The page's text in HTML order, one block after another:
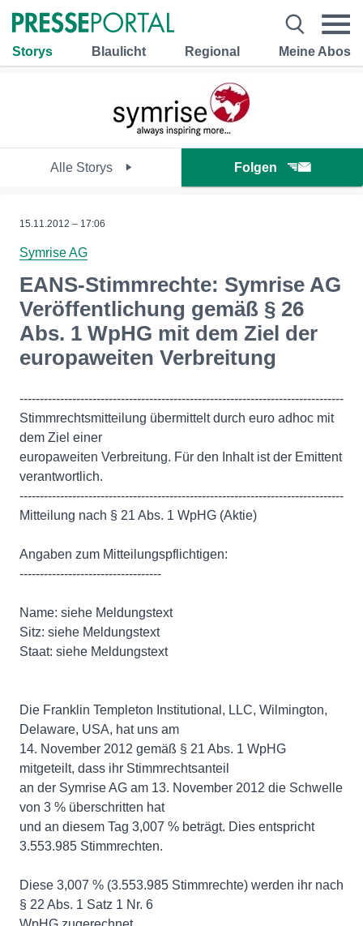
Storys Blaulicht Regional Meine Abos
Alle Storys Folgen
15.11.2012 – 17:06
Symrise AG
EANS-Stimmrechte: Symrise AG
Veröffentlichung gemäß § 26
Abs. 1 WpHG mit dem Ziel der
europaweiten Verbreitung
--------------------------------------------------------------------------------
Stimmrechtsmitteilung übermittelt durch euro adhoc mit
dem Ziel einer
europaweiten Verbreitung. Für den Inhalt ist der Emittent
verantwortlich.
--------------------------------------------------------------------------------
Mitteilung nach § 21 Abs. 1 WpHG (Aktie)
Angaben zum Mitteilungspflichtigen:
-----------------------------------
Name: siehe Meldungstext
Sitz: siehe Meldungstext
Staat: siehe Meldungstext
Die Franklin Templeton Institutional, LLC, Wilmington,
Delaware, USA, hat uns am
14. November 2012 gemäß § 21 Abs. 1 WpHG
mitgeteilt, dass ihr Stimmrechtsanteil
an der Symrise AG am 13. November 2012 die Schwelle
von 3 % überschritten hat
und an diesem Tag 3,007 % beträgt. Dies entspricht
3.553.985 Stimmrechten.
Diese 3,007 % (3.553.985 Stimmrechte) werden ihr nach
§ 22 Abs. 1 Satz 1 Nr. 6